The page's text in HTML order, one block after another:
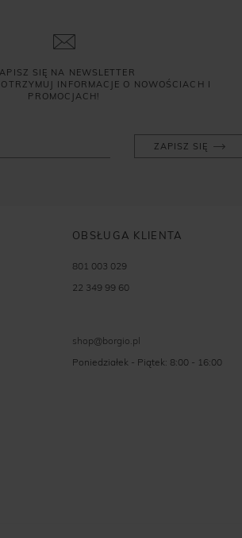
SIĘ NA NEWSLETTER
INFORMACJE O NOWOŚCIACH I
PROMOCJACH!
ZAPISZ SIĘ
OBSŁUGA KLIENTA
801 003 029
22 349 99 60
shop@borgio.pl
Poniedziałek - Piątek: 8:00 - 16:00